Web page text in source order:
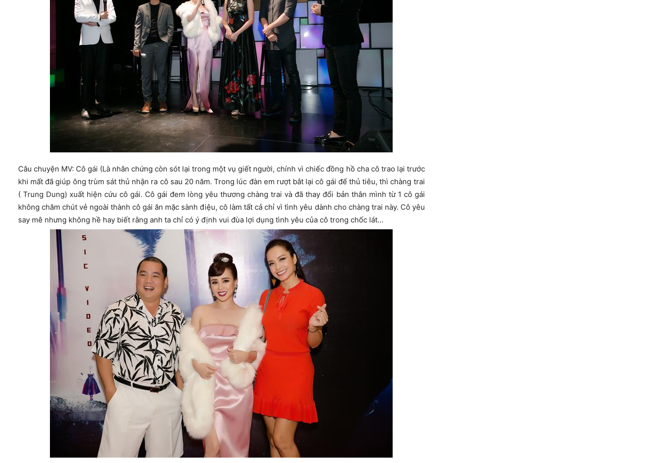
Câu chuyện MV: Cô gái (Là nhân chứng còn sót lại trong một vụ giết người, chính vì chiếc đồng hồ cha cô trao lại trước
khi mất đã giúp ông trùm sát thủ nhận ra cô sau 20 năm. Trong lúc đàn em rượt bắt lại cô gái để thủ tiêu, thì chàng trai
( Trung Dung) xuất hiện cứu cô gái. Cô gái đem lòng yêu thương chàng trai và đã thay đổi bản thân mình từ 1 cô gái
không chăm chút vẻ ngoài thành cô gái ăn mặc sành điệu, cô làm tất cả chỉ vì tình yêu dành cho chàng trai này. Cô yêu
say mê nhưng không hề hay biết rằng anh ta chỉ có ý định vui đùa lợi dụng tình yêu của cô trong chốc lát…